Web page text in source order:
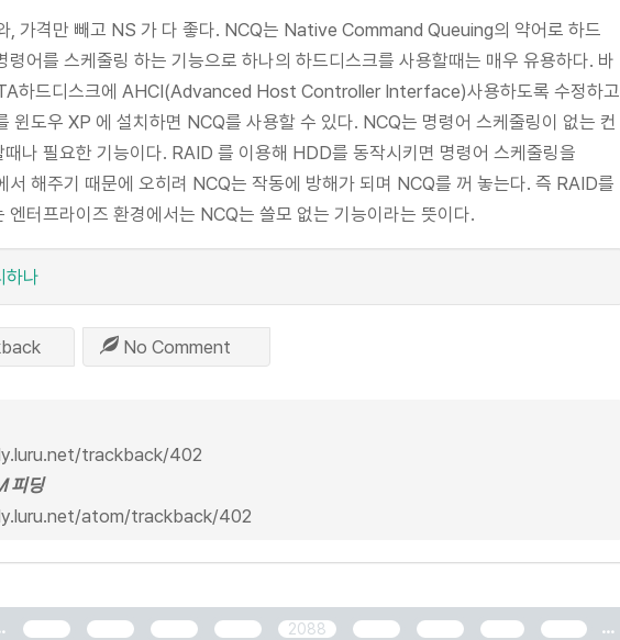
, 가격만 빼고 NS 가 다 좋다. NCQ는 Native Command Queuing의 약어로 하드
령어를 스케줄링 하는 기능으로 하나의 하드디스크를 사용할때는 매우 유용하다. 바
하드디스크에 AHCI(Advanced Host Controller Interface)사용하도록 수정하고
윈도우 XP 에 설치하면 NCQ를 사용할 수 있다. NCQ는 명령어 스케줄링이 없는 컨
나 필요한 기능이다. RAID 를 이용해 HDD를 동작시키면 명령어 스케줄링을
서 해주기 때문에 오히려 NCQ는 작동에 방해가 되며 NCQ를 꺼 놓는다. 즉 RAID를
엔터프라이즈 환경에서는 NCQ는 쓸모 없는 기능이라는 뜻이다.
하나
No Comment
trackback/402
피딩
atom/trackback/402
2088 ...